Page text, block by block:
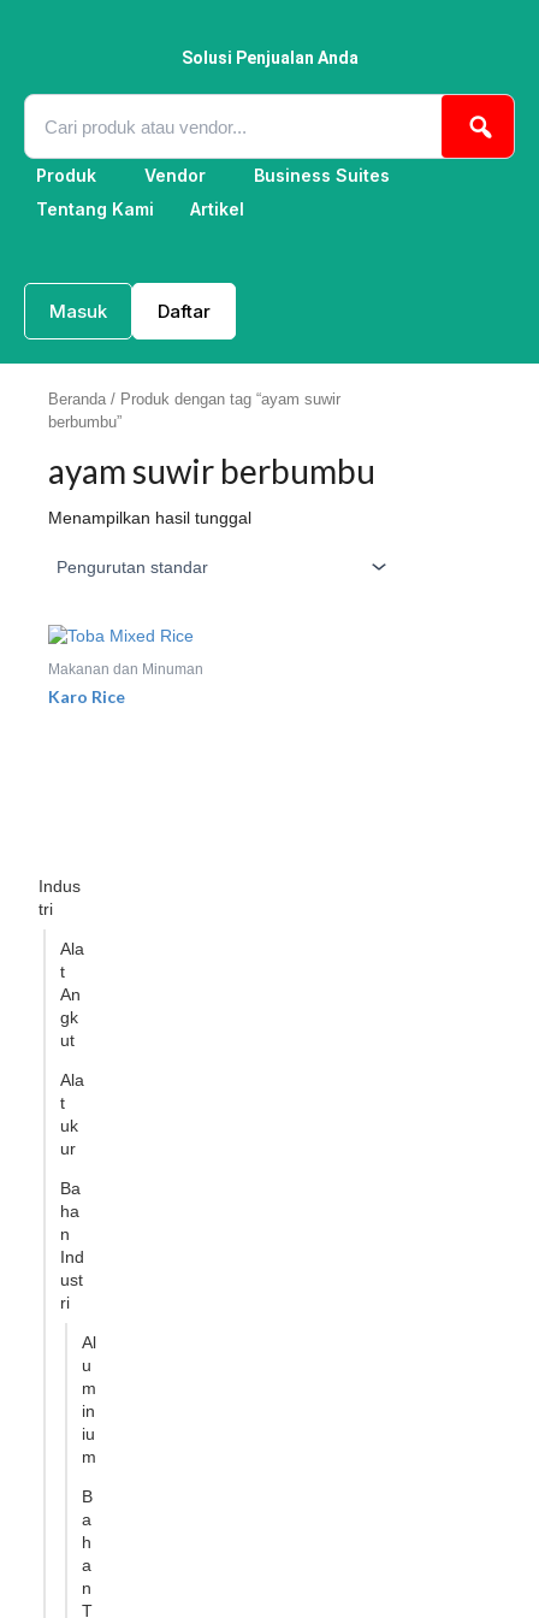
Solusi Penjualan Anda
Produk Vendor
Business Suites
Tentang Kami
Artikel
Masuk Daftar
Indus
tri
Ala
t
An
gk
ut
Ala
t
uk
ur
Ba
ha
n
Ind
ust
ri
Al
u
m
in
iu
m
B
a
h
a
n
T
Beranda / Produk dengan tag “ayam suwir
berbumbu”
ayam suwir berbumbu
Menampilkan hasil tunggal
Makanan dan Minuman
Karo Rice